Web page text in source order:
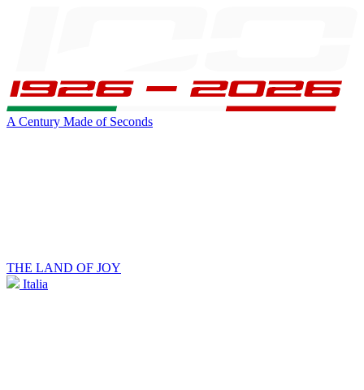
A Century Made of Seconds
THE LAND OF JOY
Italia